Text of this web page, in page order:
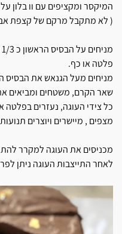
המיקסר ומקציפים עם וו בלון
( לא מתקבל מרקם של קצפת
פלטה או כף.
מניחים מעל הגנאש את הבסיס
שאר הקרם, משטחים ומביאים
כל צידי העוגה, נעזרים בפלטה
מצפים , מיישרים ויוצרים
מכניסים את העוגה למקרר
לאחר התייצבות העוגה ניתן